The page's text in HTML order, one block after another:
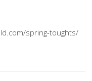
spring-toughts/